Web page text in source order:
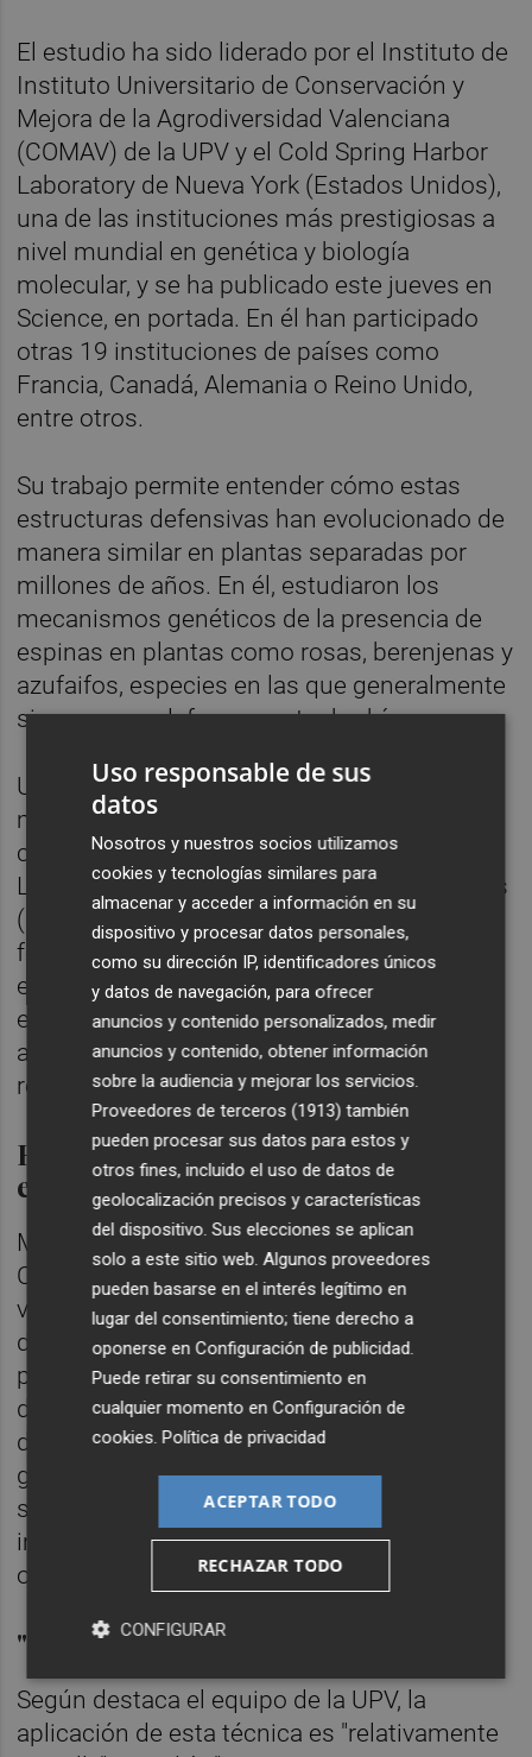
El estudio ha sido liderado por el Instituto de
Instituto Universitario de Conservación y
Mejora de la Agrodiversidad Valenciana
(COMAV) de la UPV y el Cold Spring Harbor
Laboratory de Nueva York (Estados Unidos),
una de las instituciones más prestigiosas a
nivel mundial en genética y biología
molecular, y se ha publicado este jueves en
Science, en portada. En él han participado
otras 19 instituciones de países como
Francia, Canadá, Alemania o Reino Unido,
entre otros.
Su trabajo permite entender cómo estas
estructuras defensivas han evolucionado de
manera similar en plantas separadas por
millones de años. En él, estudiaron los
mecanismos genéticos de la presencia de
espinas en plantas como rosas, berenjenas y
azufaifos, especies en las que generalmente
sirven como defensa contra herbívoros.
Utilizando técnicas de mapeo genético y
múltiples cruzamientos realizados durante
casi una década, descubrieron que el gen
LOG, implicado en la síntesis de citoquininas
(hormonas vegetales), es fundamental en la
formación de estas espinas y otras
estructuras vegetales afiladas como las que
están en las aristas de los cereales y en un
amplio número de especies silvestres
relacionadas con los cultivos.
Rosas y "uvas del desierto" sin
espinas
Mediante la técnica de edición genética
CRISPR/Cas, eliminaron las espinas en
varias especies, entre ellas, en "uvas del
desierto" de Australia, consumidas por las
poblaciones nativas pero difíciles de cultivar
debido a sus espinas. Mientras, en el caso
de las rosas, silenciando un homólogo del
gen LOG, lograron obtener también plantas
sin espinas, lo que tiene importantes
implicaciones para la horticultura
ornamental y para su comercialización.
"Fácil aplicación y gran eficacia"
Según destaca el equipo de la UPV, la
aplicación de esta técnica es "relativamente
Uso responsable de sus
datos
Nosotros y nuestros socios utilizamos
cookies y tecnologías similares para
almacenar y acceder a información en su
dispositivo y procesar datos personales,
como su dirección IP, identificadores únicos
y datos de navegación, para ofrecer
anuncios y contenido personalizados, medir
anuncios y contenido, obtener información
sobre la audiencia y mejorar los servicios.
Proveedores de terceros (1913) también
pueden procesar sus datos para estos y
otros fines, incluido el uso de datos de
geolocalización precisos y características
del dispositivo. Sus elecciones se aplican
solo a este sitio web. Algunos proveedores
pueden basarse en el interés legítimo en
lugar del consentimiento; tiene derecho a
oponerse enConfiguración de publicidad
Puede retirar su consentimiento en
cualquier momento enConfiguración de
cookies .Política de privacidad
ACEPTAR TODO
RECHAZAR TODO
CONFIGURAR